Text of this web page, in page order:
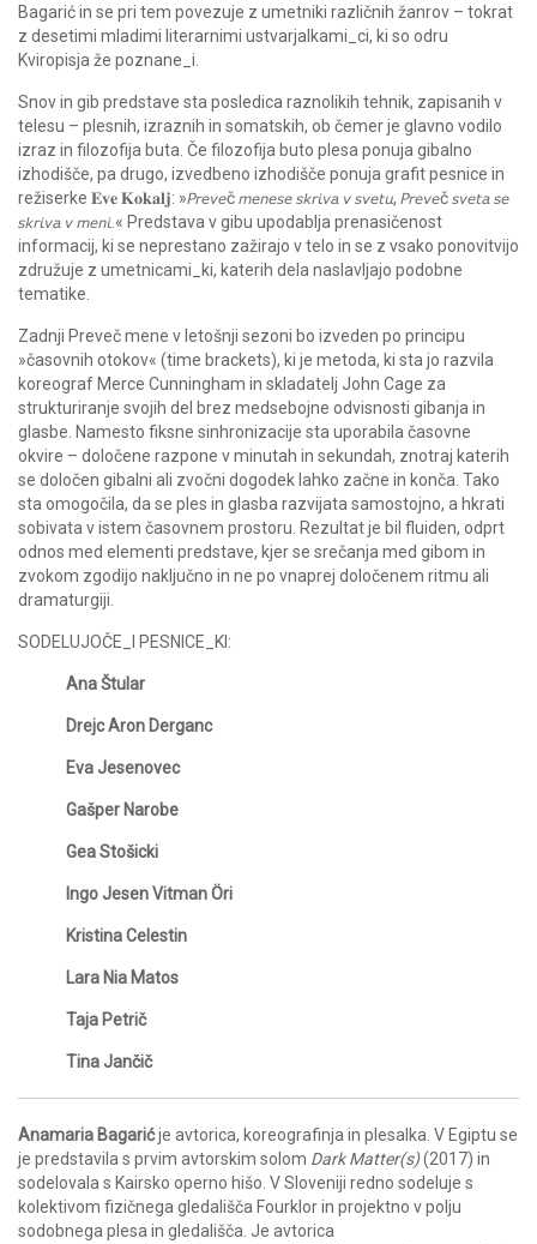
Bagarić in se pri tem povezuje z umetniki različnih žanrov – tokrat
z desetimi mladimi literarnimi ustvarjalkami_ci, ki so odru
Kviropisja že poznane_i.
Snov in gib predstave sta posledica raznolikih tehnik, zapisanih v
telesu – plesnih, izraznih in somatskih, ob čemer je glavno vodilo
izraz in filozofija buta. Če filozofija buto plesa ponuja gibalno
izhodišče, pa drugo, izvedbeno izhodišče ponuja grafit pesnice in
režiserke 𝐄𝐯𝐞 𝐊𝐨𝐤𝐚𝐥𝐣: »𝘗𝘳𝘦𝘷𝘦č 𝘮𝘦𝘯𝘦𝘴𝘦 𝘴𝘬𝘳𝘪𝘷𝘢 𝘷 𝘴𝘷𝘦𝘵𝘶, 𝘗𝘳𝘦𝘷𝘦č 𝘴𝘷𝘦𝘵𝘢 𝘴𝘦
𝘴𝘬𝘳𝘪𝘷𝘢 𝘷 𝘮𝘦𝘯𝘪.« Predstava v gibu upodablja prenasičenost
informacij, ki se neprestano zažirajo v telo in se z vsako ponovitvijo
združuje z umetnicami_ki, katerih dela naslavljajo podobne
tematike.
Zadnji Preveč mene v letošnji sezoni bo izveden po principu
»časovnih otokov« (time brackets), ki je metoda, ki sta jo razvila
koreograf Merce Cunningham in skladatelj John Cage za
strukturiranje svojih del brez medsebojne odvisnosti gibanja in
glasbe. Namesto fiksne sinhronizacije sta uporabila časovne
okvire – določene razpone v minutah in sekundah, znotraj katerih
se določen gibalni ali zvočni dogodek lahko začne in konča. Tako
sta omogočila, da se ples in glasba razvijata samostojno, a hkrati
sobivata v istem časovnem prostoru. Rezultat je bil fluiden, odprt
odnos med elementi predstave, kjer se srečanja med gibom in
zvokom zgodijo naključno in ne po vnaprej določenem ritmu ali
dramaturgiji.
SODELUJOČE_I PESNICE_KI:
Ana Štular
Drejc Aron Derganc
Eva Jesenovec
Gašper Narobe
Gea Stošicki
Ingo Jesen Vitman Öri
Kristina Celestin
Lara Nia Matos
Taja Petrič
Tina Jančič
Anamaria Bagarićje avtorica, koreografinja in plesalka. V Egiptu se
je predstavila s prvim avtorskim solom Dark Matter(s)(2017) in
sodelovala s Kairsko operno hišo. V Sloveniji redno sodeluje s
kolektivom fizičnega gledališča Fourklor in projektno v polju
sodobnega plesa in gledališča. Je avtorica